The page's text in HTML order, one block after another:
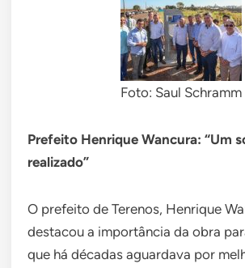
Foto: Saul Schramm
Prefeito Henrique Wancura: “Um
realizado”
O prefeito de Terenos, Henrique
destacou a importância da obra
que há décadas aguardava por